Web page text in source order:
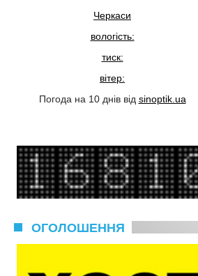
Черкаси
вологість:
тиск:
вітер:
Погода на 10 днів від sinoptik.ua
ОГОЛОШЕННЯ